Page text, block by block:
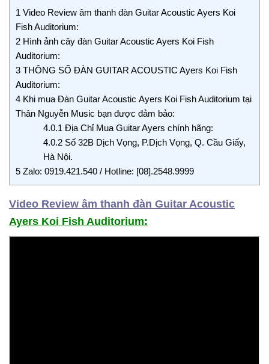
1 Video Review âm thanh đàn Guitar Acoustic Ayers Koi
Fish Auditorium:
2 Hình ảnh cây đàn Guitar Acoustic Ayers Koi Fish
Auditorium:
3 THÔNG SỐ ĐÀN GUITAR ACOUSTIC Ayers Koi Fish
Auditorium:
4 Khi mua Đàn Guitar Acoustic Ayers Koi Fish Auditorium tại
Thân Nguyễn Music bạn được đảm bảo:
4.0.1 Địa Chỉ Mua Guitar Ayers chính hãng:
4.0.2Số 32B Dịch Vọng, P.Dịch Vọng, Q. Cầu Giấy,
Hà Nội.
5 Zalo: 0919.421.540 / Hotline: [08].2548.9999
Video Review âm thanh đàn Guitar Acoustic
Ayers Koi Fish Auditorium: